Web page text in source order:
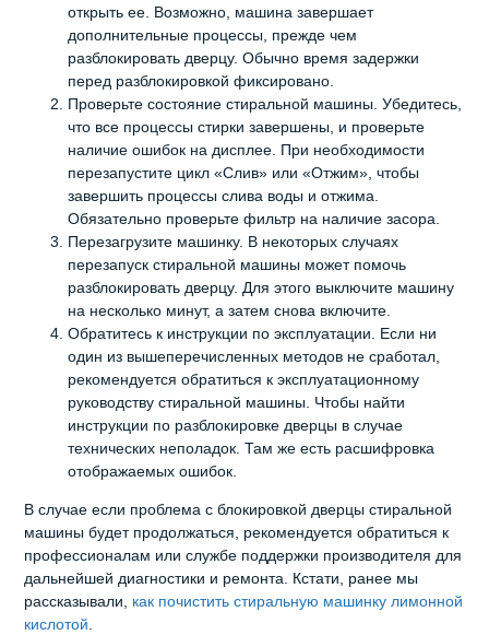
открыть ее. Возможно, машина завершает
дополнительные процессы, прежде чем
разблокировать дверцу. Обычно время задержки
перед разблокировкой фиксировано.
Проверьте состояние стиральной машины. Убедитесь,
что все процессы стирки завершены, и проверьте
наличие ошибок на дисплее. При необходимости
перезапустите цикл «Слив» или «Отжим», чтобы
завершить процессы слива воды и отжима.
Обязательно проверьте фильтр на наличие засора.
Перезагрузите машинку. В некоторых случаях
перезапуск стиральной машины может помочь
разблокировать дверцу. Для этого выключите машину
на несколько минут, а затем снова включите.
Обратитесь к инструкции по эксплуатации. Если ни
один из вышеперечисленных методов не сработал,
рекомендуется обратиться к эксплуатационному
руководству стиральной машины. Чтобы найти
инструкции по разблокировке дверцы в случае
технических неполадок. Там же есть расшифровка
отображаемых ошибок.
В случае если проблема с блокировкой дверцы стиральной
машины будет продолжаться, рекомендуется обратиться к
профессионалам или службе поддержки производителя для
дальнейшей диагностики и ремонта. Кстати, ранее мы
рассказывали, как почистить стиральную машинку лимонной
кислотой.